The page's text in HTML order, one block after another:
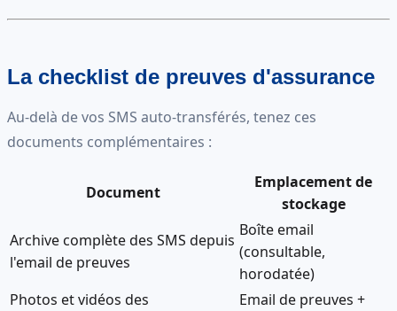
La checklist de preuves d'assurance
Au-delà de vos SMS auto-transférés, tenez ces
documents complémentaires :
Document
Emplacement de
stockage
Archive complète des SMS depuis
l'email de preuves
Boîte email
(consultable,
horodatée)
Photos et vidéos des
Email de preuves +